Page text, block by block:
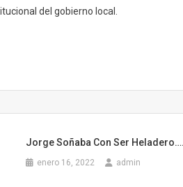
del gobierno local.
Jorge Soñaba Con Ser Heladero….
enero 16, 2022 admin